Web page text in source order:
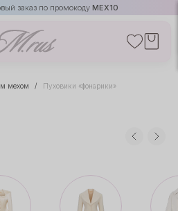
заказ по промокоду MEX10
мехом Пуховики «фонарики»